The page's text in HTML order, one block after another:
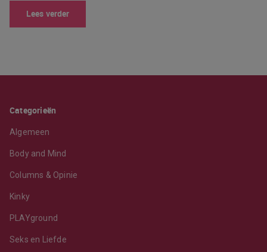
Lees verder
Categorieën
Algemeen
Body and Mind
Columns & Opinie
Kinky
PLAYground
Seks en Liefde